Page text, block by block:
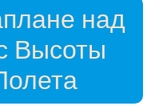
над
Высоты